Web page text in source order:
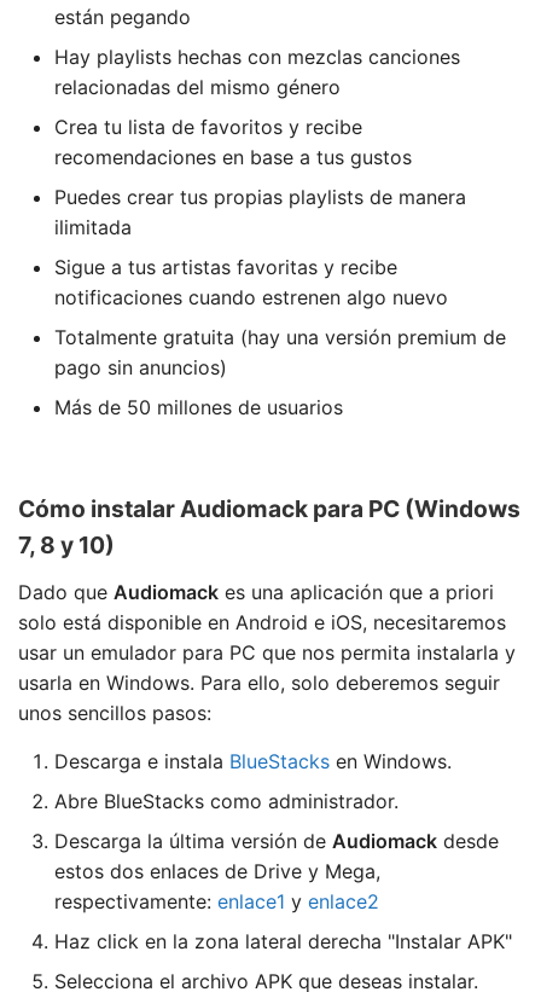
están pegando
Hay playlists hechas con mezclas canciones
relacionadas del mismo género
Crea tu lista de favoritos y recibe
recomendaciones en base a tus gustos
Puedes crear tus propias playlists de manera
ilimitada
Sigue a tus artistas favoritas y recibe
notificaciones cuando estrenen algo nuevo
Totalmente gratuita (hay una versión premium de
pago sin anuncios)
Más de 50 millones de usuarios
Cómo instalar Audiomack para PC (Windows
7, 8 y 10)
Dado que Audiomack es una aplicación que a priori
solo está disponible en Android e iOS, necesitaremos
usar un emulador para PC que nos permita instalarla y
usarla en Windows. Para ello, solo deberemos seguir
unos sencillos pasos:
Descarga e instala BlueStacks en Windows.
Abre BlueStacks como administrador.
Descarga la última versión de Audiomack desde
estos dos enlaces de Drive y Mega,
respectivamente: enlace1 y enlace2
Haz click en la zona lateral derecha "Instalar APK"
Selecciona el archivo APK que deseas instalar.